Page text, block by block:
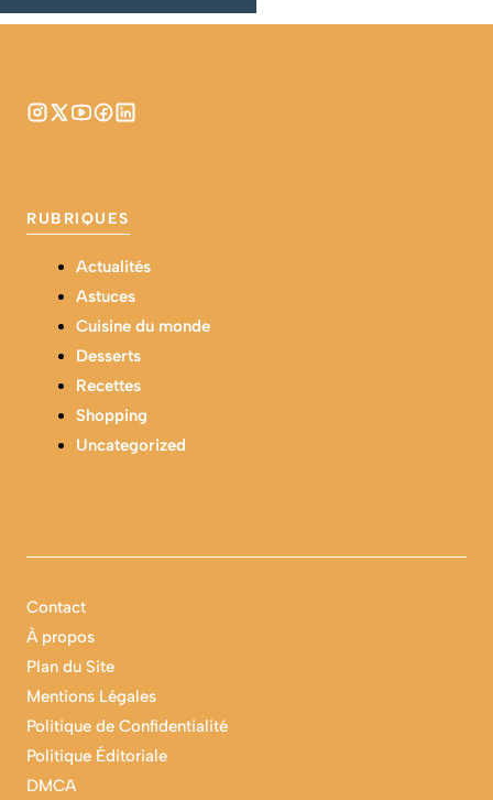
RUBRIQUES
Actualités
Astuces
Cuisine du monde
Desserts
Recettes
Shopping
Uncategorized
Contact
À propos
Plan du Site
Mentions Légales
Politique de Confidentialité
Politique Éditoriale
DMCA